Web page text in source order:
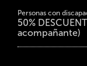
Personas con
50%
acompañante)